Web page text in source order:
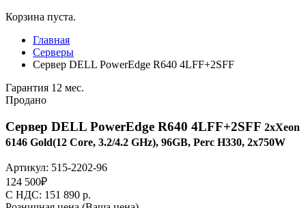
Корзина пуста.
Главная
Серверы
Сервер DELL PowerEdge R640 4LFF+2SFF
Гарантия 12 мес.
Продано
Сервер DELL PowerEdge R640 4LFF+2SFF 2xXeon
6146 Gold(12 Core, 3.2/4.2 GHz), 96GB, Perc H330, 2x750W
Артикул: 515-2202-96
124 500₽
C НДС: 151 890 р.